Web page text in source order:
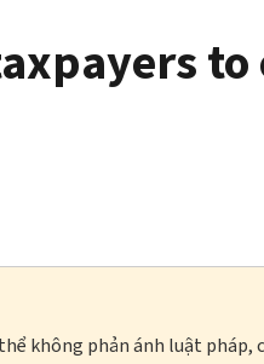
không phản ánh luật pháp,